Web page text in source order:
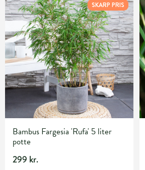
SKARP PRIS
Bambus Fargesia 'Rufa' 5 liter
potte
299 kr.